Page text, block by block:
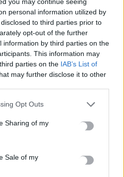
personal information utilized by
to third parties prior to
opt-out of the further
information by third parties on the
This information may
parties on the IAB’s List of
may further disclose it to other
Opt Outs
Sharing of my
Sale of my
Έσχες – Αναλυτικά η
Σεπτεμβρίου
Εκθέσεις του Φεστιβάλ